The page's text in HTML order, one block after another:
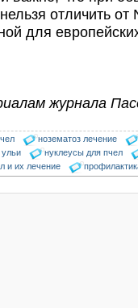
отличить
для
журнала
нозематоз лечение
нуклеусы для пчел
и их лечение